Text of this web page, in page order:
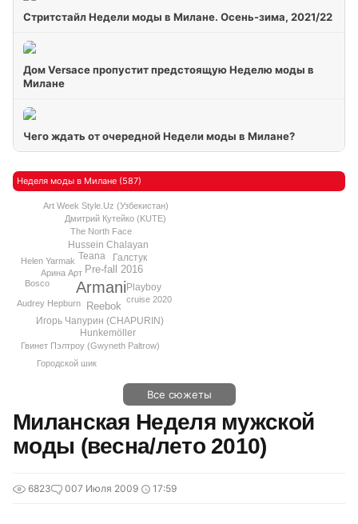
Стритстайл Недели моды в Милане. Осень-зима, 2021/22
Дом Versace пропустит предстоящую Неделю моды в
Милане
Чего ждать от очередной Недели моды в Милане?
Неделя моды в Милане (587)
Armani
Reebok
Pre-fall 2016
Игорь Чапурин (CHAPURIN)
Teana
Hunkemöller
Галстук
Playboy
Hussein Chalayan
Гвинет Пэлтроу (Gwyneth Paltrow)
Audrey Hepburn
Арина Арт
cruise 2020
The North Face
Helen Yarmak
Дмитрий Кутейко (KUTE)
Bosco
Городской шик
Art Week Style.Uz (Узбекистан)
Все сюжеты
Миланская Неделя мужской
моды (весна/лето 2010)
6823 007 Июля 2009 17:59